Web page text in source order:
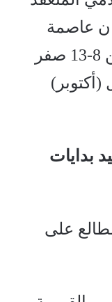
عاصمة
المملكة الأردنية الهاشمية من 8-13 صفر
الأول (أكتوبر)
بدايات
على